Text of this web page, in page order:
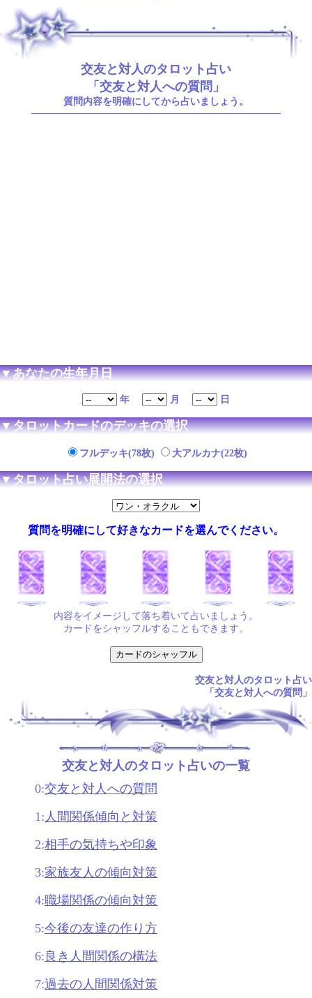
交友と対人のタロット占い
「交友と対人への質問」
質問内容を明確にしてから占いましょう。
▼あなたの生年月日
年 月 日
▼タロットカードのデッキの選択
フルデッキ(78枚) 大アルカナ(22枚)
▼タロット占い展開法の選択
質問を明確にして好きなカードを選んでください。
内容をイメージして落ち着いて占いましょう。
カードをシャッフルすることもできます。
交友と対人のタロット占い
「交友と対人への質問」
交友と対人のタロット占いの一覧
0:交友と対人への質問
1: 人間関係傾向と対策
2:相手の気持ちや印象
3:家族友人の傾向対策
4:職場関係の傾向対策
5:今後の友達の作り方
6: 良き人間関係の構法
7:過去の人間関係対策